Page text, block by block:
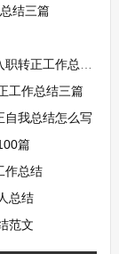
结三篇
作总结【三篇】
工作总结三篇
自我总结怎么写
篇
作总结
总结
范文